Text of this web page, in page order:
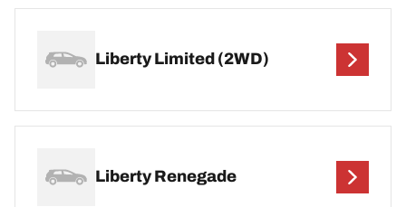
Liberty Limited (2WD)
Liberty Renegade